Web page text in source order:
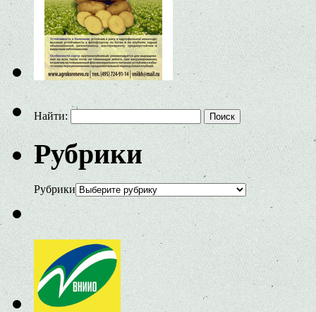
Найти:
Рубрики
Рубрики